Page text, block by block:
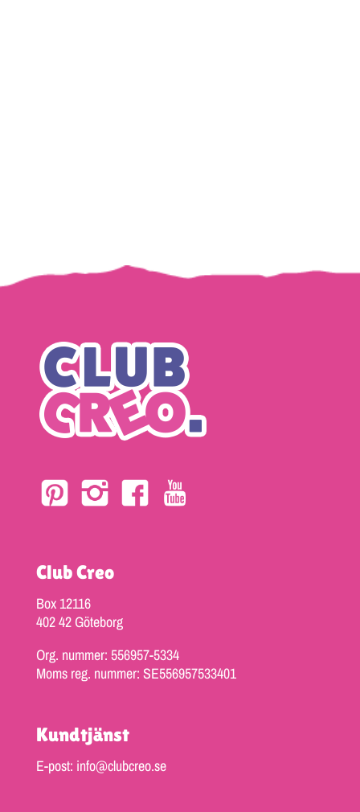
Club Creo
Box 12116
402 42 Göteborg
Org. nummer: 556957-5334
Moms reg. nummer: SE556957533401
Kundtjänst
E-post: info@clubcreo.se